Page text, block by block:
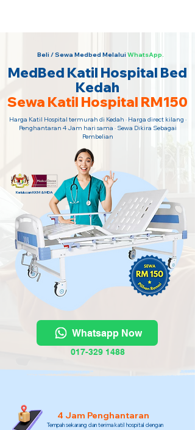
Beli / Sewa Medbed Melalui WhatsApp.
MedBed Katil Hospital Bed
Kedah
Sewa Katil Hospital RM150
Harga Katil Hospital termurah di Kedah · Harga direct kilang ·
Penghantaran 4 Jam hari sama · Sewa Dikira Sebagai
Pembelian
Kelulusan KKM & MDA
Whatsapp Now
017-329 1488
4 Jam Penghantaran
Tempah sekarang dan terima katil hospital dengan